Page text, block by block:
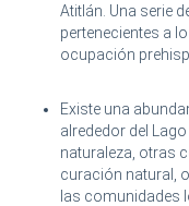
Atitlán. Una serie
pertenecientes a
ocupación
Existe una
alrededor del
naturaleza, otras
curación natural,
las comunidades